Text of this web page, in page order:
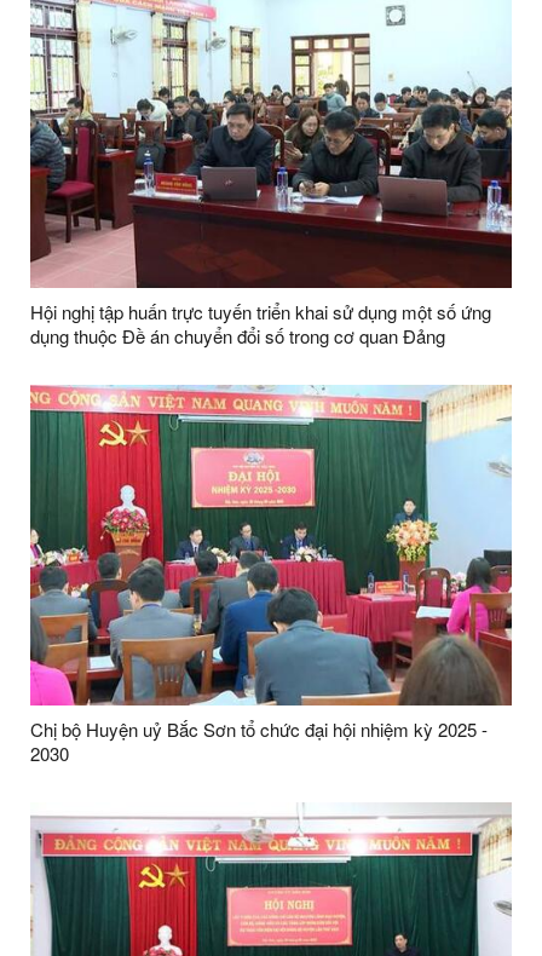
Hội nghị tập huấn trực tuyến triển khai sử dụng một số ứng
dụng thuộc Đề án chuyển đổi số trong cơ quan Đảng
Chị bộ Huyện uỷ Bắc Sơn tổ chức đại hội nhiệm kỳ 2025 -
2030